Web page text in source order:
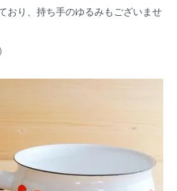
おり、持ち手のゆるみもございませ